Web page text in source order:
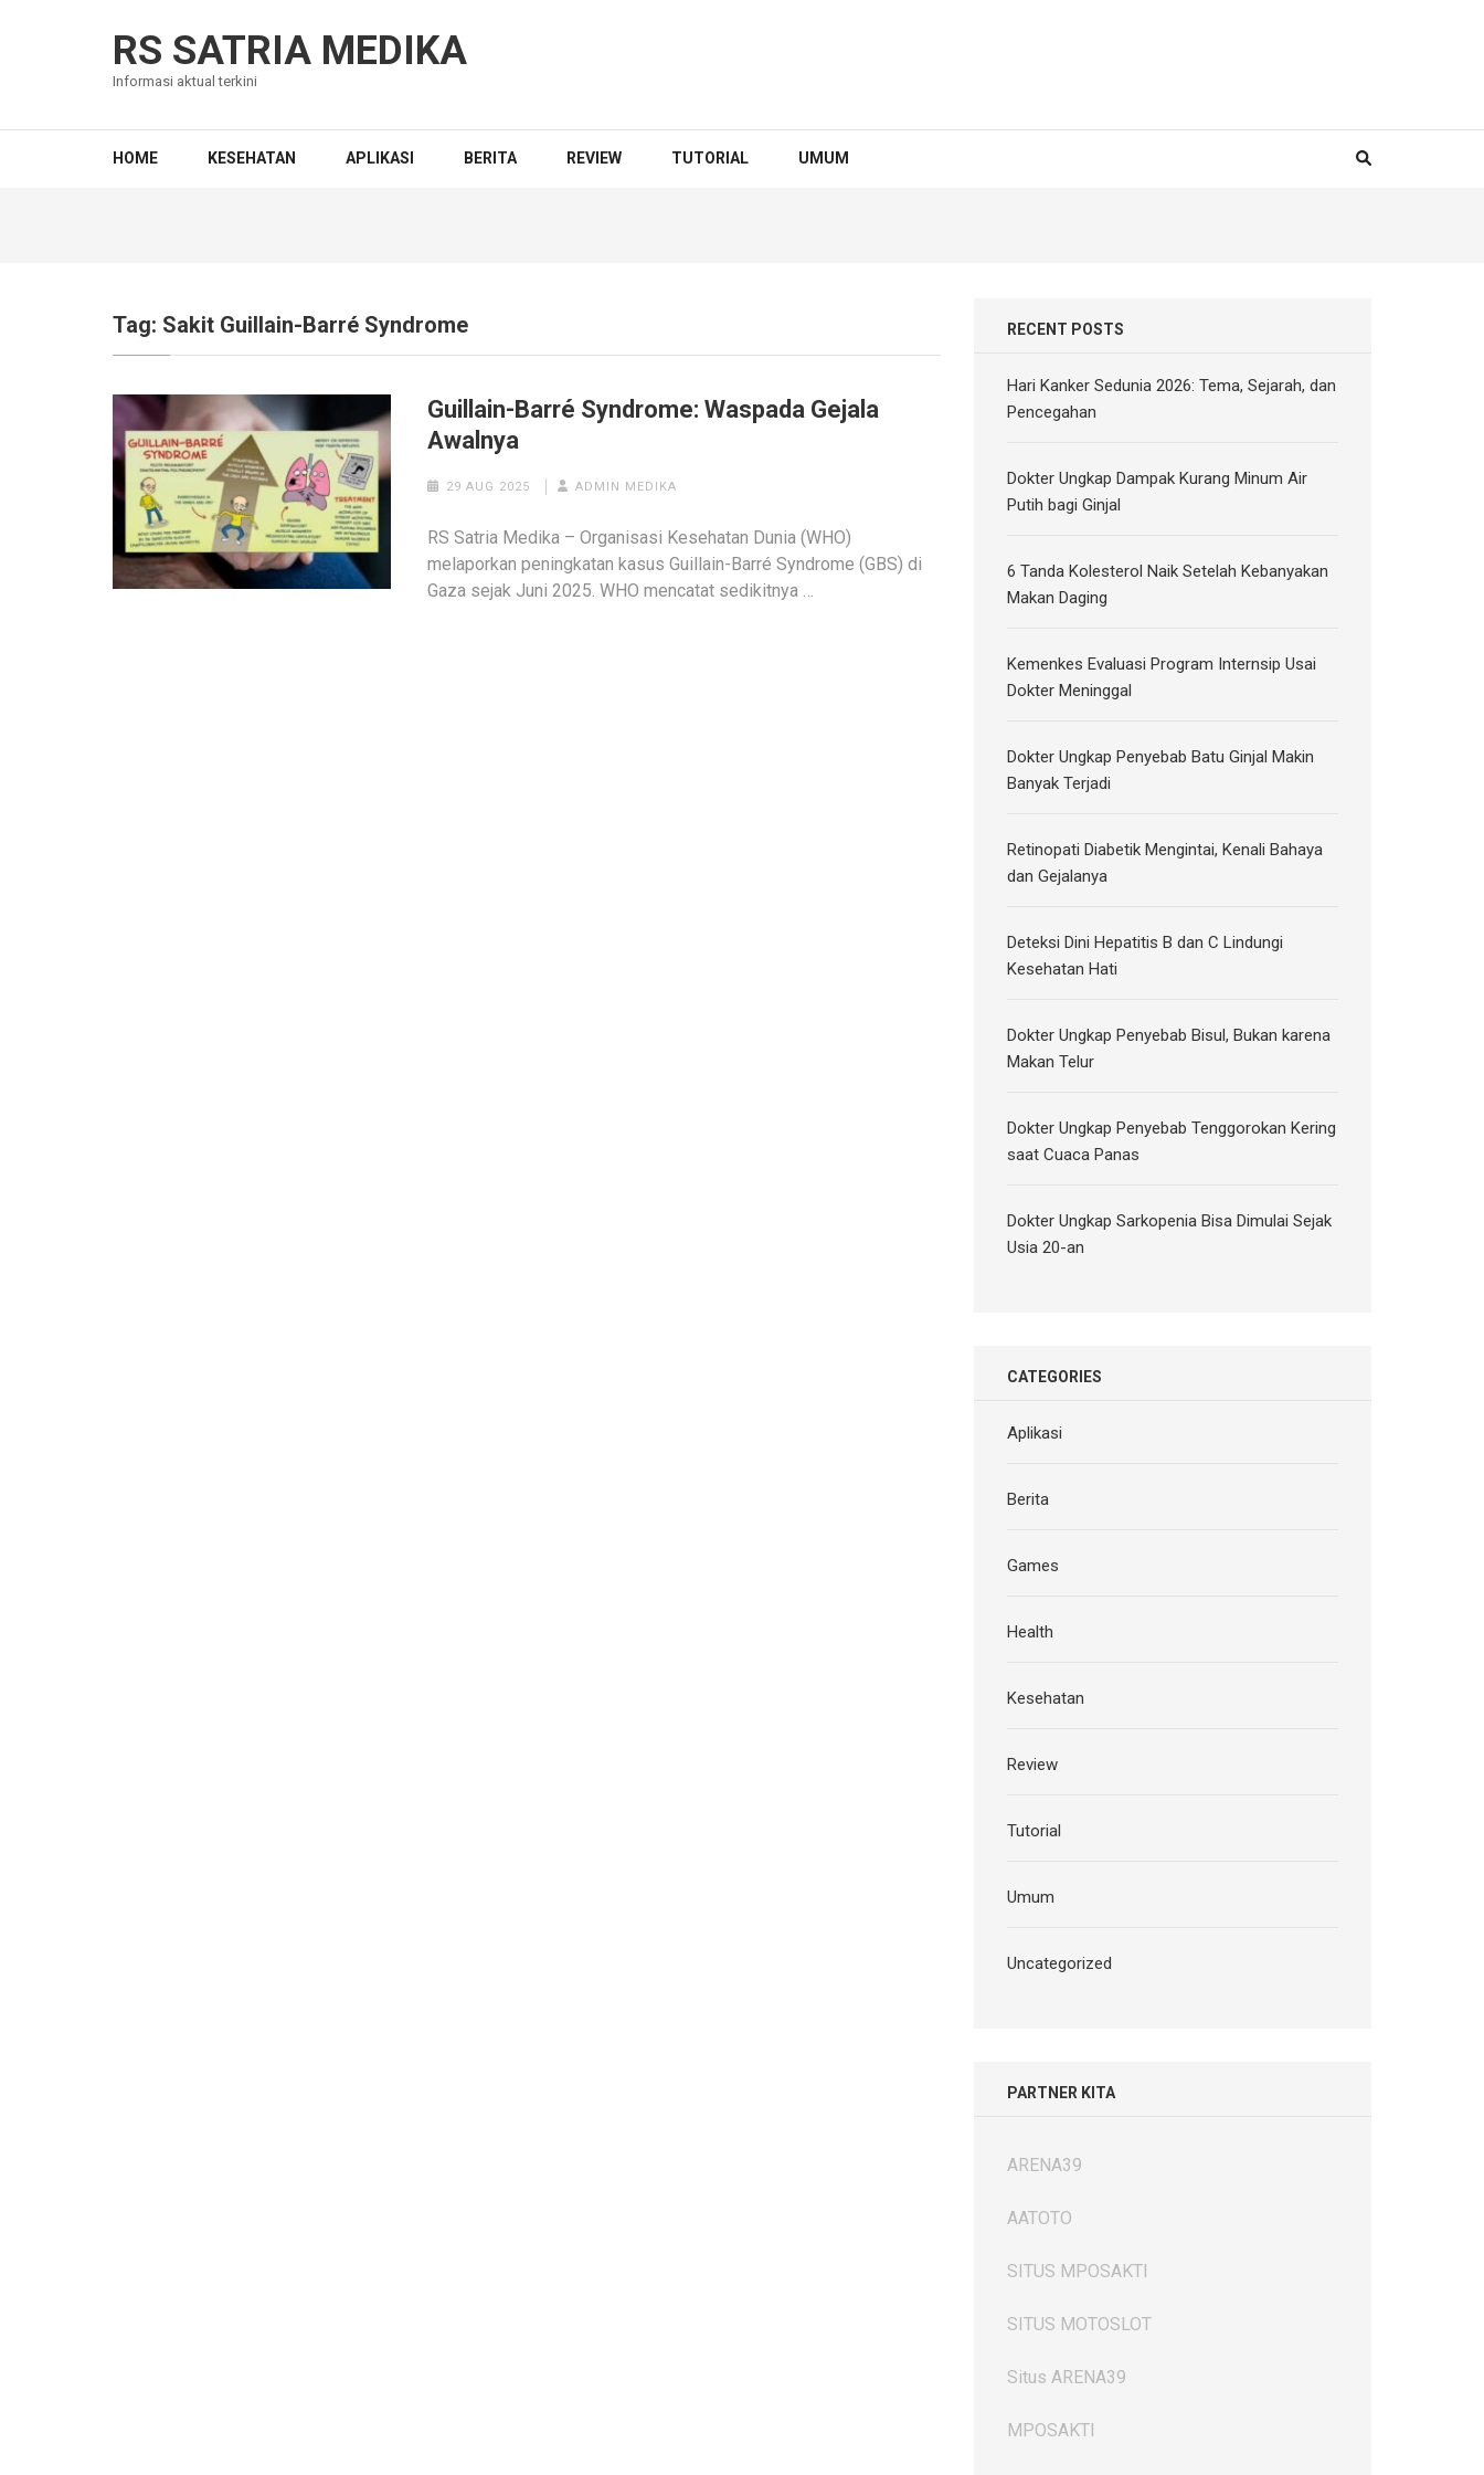
RS SATRIA MEDIKA
Informasi aktual terkini
HOME KESEHATAN APLIKASI BERITA REVIEW TUTORIAL UMUM
Tag: Sakit Guillain-Barré Syndrome
Guillain-Barré Syndrome: Waspada Gejala
Awalnya
29 AUG 2025 ADMIN MEDIKA
RS Satria Medika – Organisasi Kesehatan Dunia (WHO)
melaporkan peningkatan kasus Guillain-Barré Syndrome (GBS) di
Gaza sejak Juni 2025. WHO mencatat sedikitnya …
RECENT POSTS
Hari Kanker Sedunia 2026: Tema, Sejarah, dan
Pencegahan
Dokter Ungkap Dampak Kurang Minum Air
Putih bagi Ginjal
6 Tanda Kolesterol Naik Setelah Kebanyakan
Makan Daging
Kemenkes Evaluasi Program Internsip Usai
Dokter Meninggal
Dokter Ungkap Penyebab Batu Ginjal Makin
Banyak Terjadi
Retinopati Diabetik Mengintai, Kenali Bahaya
dan Gejalanya
Deteksi Dini Hepatitis B dan C Lindungi
Kesehatan Hati
Dokter Ungkap Penyebab Bisul, Bukan karena
Makan Telur
Dokter Ungkap Penyebab Tenggorokan Kering
saat Cuaca Panas
Dokter Ungkap Sarkopenia Bisa Dimulai Sejak
Usia 20-an
CATEGORIES
Aplikasi
Berita
Games
Health
Kesehatan
Review
Tutorial
Umum
Uncategorized
PARTNER KITA
ARENA39
AATOTO
SITUS MPOSAKTI
SITUS MOTOSLOT
Situs ARENA39
MPOSAKTI